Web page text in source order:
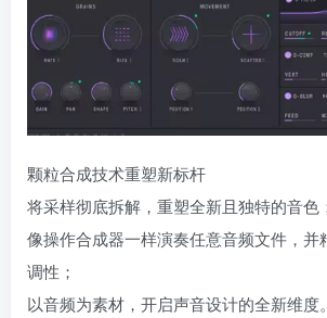
颗粒合成技术重塑新标杆
将采样彻底拆解，重塑全新且独特的音色
像操作合成器一样演奏任意音频文件，并
调性；
以音频为素材，开启声音设计的全新维度。